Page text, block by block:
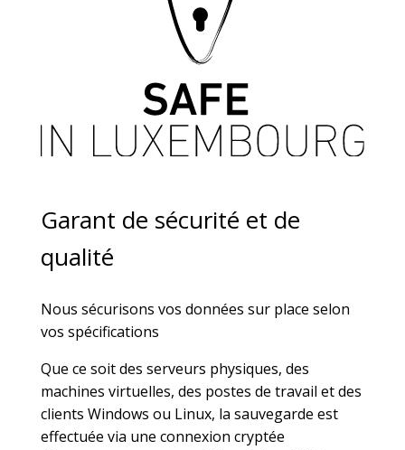
Garant de sécurité et de
qualité
Nous sécurisons vos données sur place selon
vos spécifications
Que ce soit des serveurs physiques, des
machines virtuelles, des postes de travail et des
clients Windows ou Linux, la sauvegarde est
effectuée via une connexion cryptée